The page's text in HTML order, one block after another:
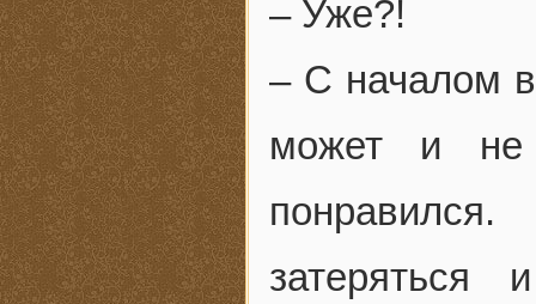
– Уже?!
– С началом
может и не